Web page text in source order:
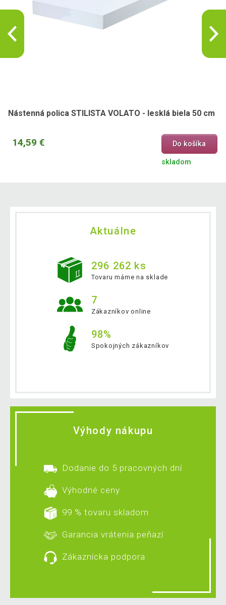
Nástenná polica STILISTA VOLATO - lesklá biela 50 cm
14,59 € Do košíka
skladom
Aktuálne
296 262 ks
Tovaru máme na sklade
7
Zákazníkov online
98%
Spokojných zákazníkov
Výhody nákupu
Dodanie do 5 pracovných dní
Výhodné ceny
99 % tovaru skladom
Garancia vrátenia peňazí
Zákaznícka podpora